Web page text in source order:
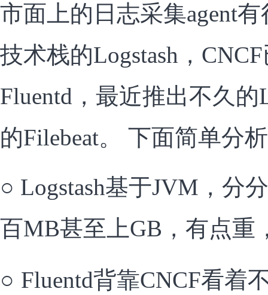
市面上的日志采集agent
技术栈的Logstash，
Fluentd，最近推出不久的
的Filebeat。 下面简单分
○ Logstash基于JVM，分
百MB甚至上GB，有点重
○ Fluentd背靠CNCF看着